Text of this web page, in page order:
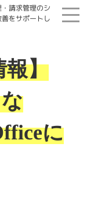
請求管理のシ
をサポートし
商品案内
報】
に